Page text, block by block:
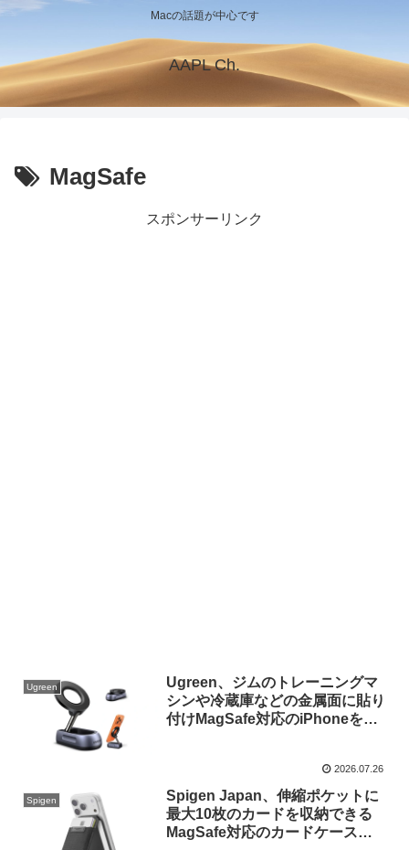
Macの話題が中心です
AAPL Ch.
MagSafe
スポンサーリンク
Ugreen
Ugreen、ジムのトレーニングマ
シンや冷蔵庫などの金属面に貼り
付けMagSafe対応のiPhoneを固
2026.07.26
Spigen
Spigen Japan、伸縮ポケットに
最大10枚のカードを収納できる
MagSafe対応のカードケース